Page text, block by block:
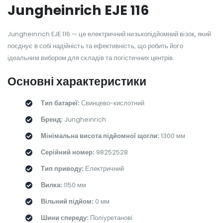
Jungheinrich EJE 116
Jungheinrich EJE 116 — це електричний низькопідйомний візок, який
поєднує в собі надійність та ефективність, що робить його
ідеальним вибором для складів та логістичних центрів.
Основні характеристики
Тип батареї: Свинцево-кислотний
Бренд: Jungheinrich
Мінімальна висота підйомної щогли: 1300 мм
Серійний номер: 98252528
Тип приводу: Електричний
Вилка: 1150 мм
Вільний підйом: 0 мм
Шини спереду: Поліуретанові